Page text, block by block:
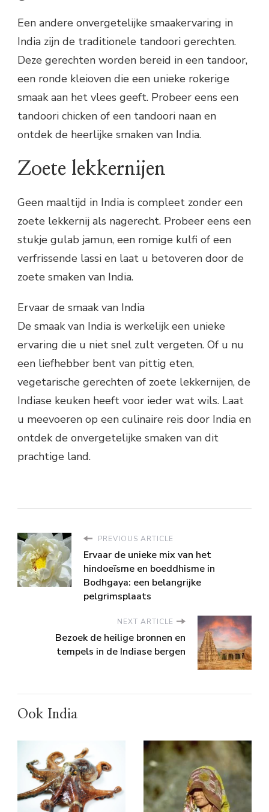
Een andere onvergetelijke smaakervaring in
India zijn de traditionele tandoori gerechten.
Deze gerechten worden bereid in een tandoor,
een ronde kleioven die een unieke rokerige
smaak aan het vlees geeft. Probeer eens een
tandoori chicken of een tandoori naan en
ontdek de heerlijke smaken van India.
Zoete lekkernijen
Geen maaltijd in India is compleet zonder een
zoete lekkernij als nagerecht. Probeer eens een
stukje gulab jamun, een romige kulfi of een
verfrissende lassi en laat u betoveren door de
zoete smaken van India.
Ervaar de smaak van India
De smaak van India is werkelijk een unieke
ervaring die u niet snel zult vergeten. Of u nu
een liefhebber bent van pittig eten,
vegetarische gerechten of zoete lekkernijen, de
Indiase keuken heeft voor ieder wat wils. Laat
u meevoeren op een culinaire reis door India en
ontdek de onvergetelijke smaken van dit
prachtige land.
PREVIOUS ARTICLE
Ervaar de unieke mix van het
hindoeïsme en boeddhisme in
Bodhgaya: een belangrijke
pelgrimsplaats
NEXT ARTICLE
Bezoek de heilige bronnen en
tempels in de Indiase bergen
Ook India